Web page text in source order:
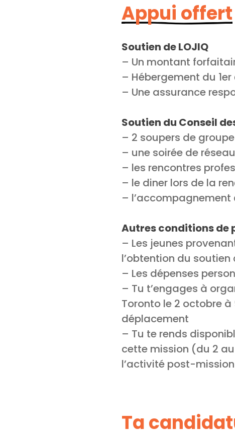
Appui offert
Soutien de LOJIQ
– Un montant
– Hébergement du
– Une assurance
Soutien du Conseil
– 2 soupers de
– une soirée de
– les rencontres
– le diner lors de la
–
​​​​​​Autres conditions
– Les jeunes
l’obtention du soutien
– Les dépenses
– Tu t’engages à
Toronto le 2 octobre
déplacement
– Tu te rends
cette mission (du 2
l’activité post-mission
Ta